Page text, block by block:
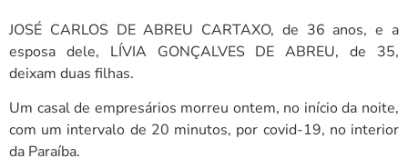
JOSÉ CARLOS DE ABREU CARTAXO, de 36 anos, e a
esposa dele, LÍVIA GONÇALVES DE ABREU, de 35,
deixam duas filhas.
Um casal de empresários morreu ontem, no início da noite,
com um intervalo de 20 minutos, por covid-19, no interior
da Paraíba.